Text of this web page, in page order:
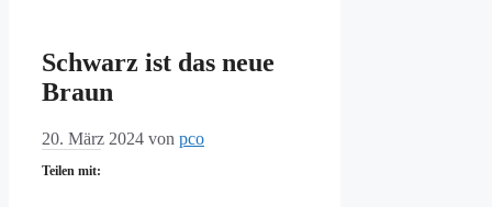
Schwarz ist das neue
Braun
20. März 2024 von pco
Teilen mit: